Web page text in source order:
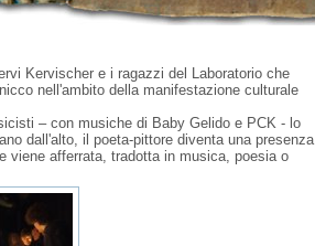
Kervischer e i ragazzi del Laboratorio che
nell'ambito della manifestazione culturale
– con musiche di Baby Gelido e PCK - lo
dall'alto, il poeta-pittore diventa una presenza
viene afferrata, tradotta in musica, poesia o